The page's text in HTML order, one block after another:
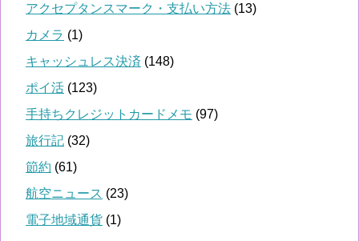
アクセプタンスマーク・支払い方法 (13)
カメラ (1)
キャッシュレス決済 (148)
ポイ活 (123)
手持ちクレジットカードメモ (97)
旅行記 (32)
節約 (61)
航空ニュース (23)
電子地域通貨 (1)